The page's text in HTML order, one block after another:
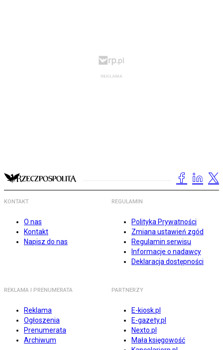
KONTAKT
O nas
Kontakt
Napisz do nas
REGULAMIN
Polityka Prywatności
Zmiana ustawień zgód
Regulamin serwisu
Informacje o nadawcy
Deklaracja dostępności
REKLAMA I PRENUMERATA
Reklama
Ogłoszenia
Prenumerata
Archiwum
PARTNERZY
E-kiosk.pl
E-gazety.pl
Nexto.pl
Mała księgowość